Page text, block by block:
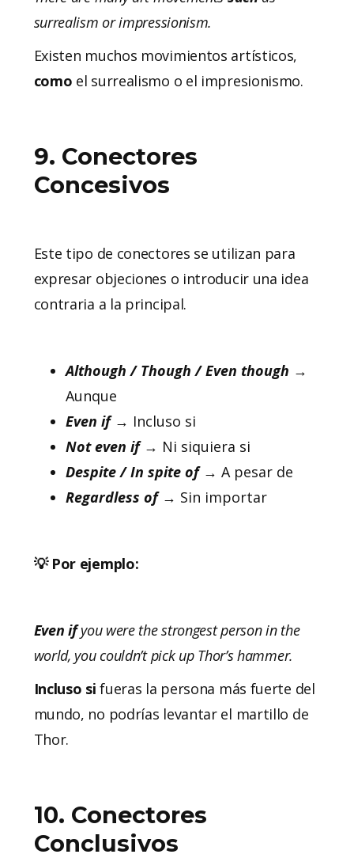
surrealism or impressionism.
Existen muchos movimientos artísticos,
como el surrealismo o el impresionismo.
9. Conectores
Concesivos
Este tipo de conectores se utilizan para
expresar objeciones o introducir una idea
contraria a la principal.
Although / Though / Even though →
Aunque
Even if → Incluso si
Not even if → Ni siquiera si
Despite / In spite of → A pesar de
Regardless of → Sin importar
💡 Por ejemplo:
Even ifyou were the strongest person in the
world, you couldn’t pick up Thor’s hammer.
Incluso si fueras la persona más fuerte del
mundo, no podrías levantar el martillo de
Thor.
10. Conectores
Conclusivos